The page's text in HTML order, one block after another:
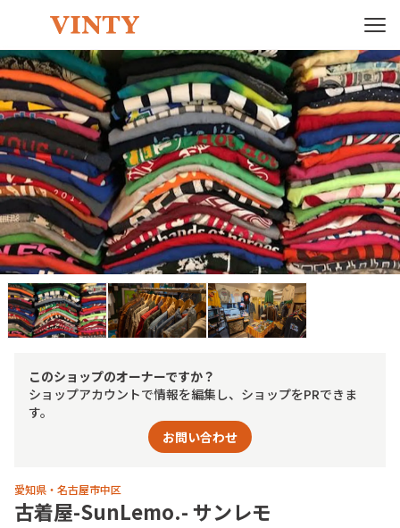
このショップのオーナーですか？
ショップアカウントで情報を編集し、ショップをPRできま
す。
お問い合わせ
愛知県・名古屋市中区
古着屋-SunLemo.- サンレモ